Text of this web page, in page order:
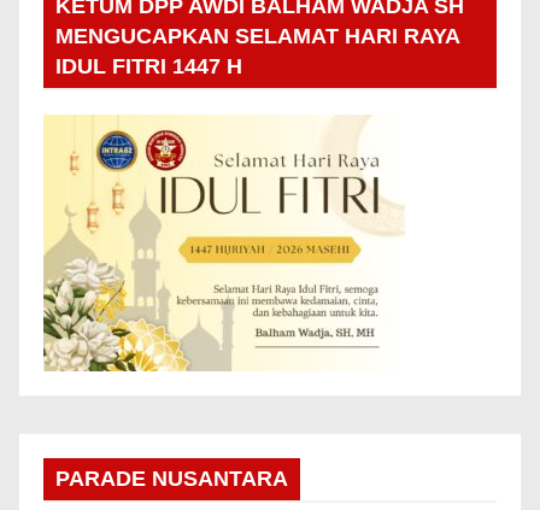
KETUM DPP AWDI BALHAM WADJA SH
MENGUCAPKAN SELAMAT HARI RAYA
IDUL FITRI 1447 H
PARADE NUSANTARA